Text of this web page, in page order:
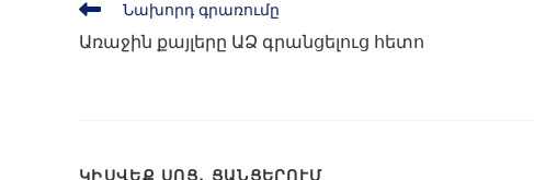
Նախորդ գրառումը
Առաջին քայլերը ԱՁ գրանցելուց հետո
ԿԻՍՎԵՔ ՍՈՑ․ ՑԱՆՑԵՐՈՒՄ